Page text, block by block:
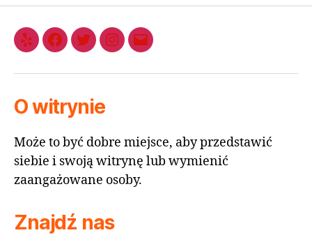
O witrynie
Może to być dobre miejsce, aby przedstawić
siebie i swoją witrynę lub wymienić
zaangażowane osoby.
Znajdź nas